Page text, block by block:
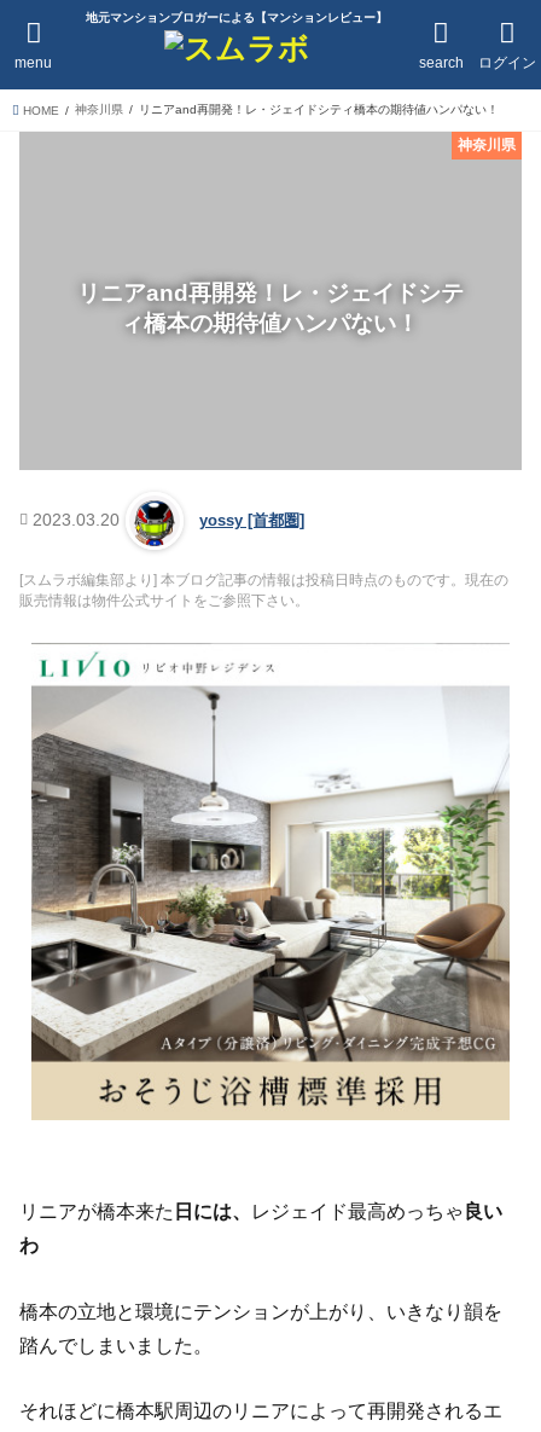
地元マンションブロガーによる【マンションレビュー】
ログイン
search
menu
HOME 神奈川県 リニアand再開発！レ・ジェイドシティ橋本の期待値ハンパない！
リニアand再開発！レ・ジェイドシテ
ィ橋本の期待値ハンパない！
神奈川県
2023.03.20 yossy [首都圏]
[スムラボ編集部より] 本ブログ記事の情報は投稿日時点のものです。現在の
販売情報は物件公式サイトをご参照下さい。
リニアが橋本来た 日には、 レジェイド最高めっちゃ 良い
わ
橋本の立地と環境にテンションが上がり、いきなり韻を
踏んでしまいました。
それほどに橋本駅周辺のリニアによって再開発されるエ